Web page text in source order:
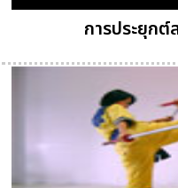
การประยุกต์